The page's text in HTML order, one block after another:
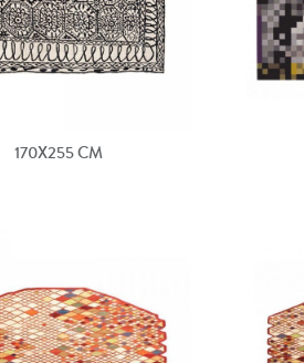
170X255 CM